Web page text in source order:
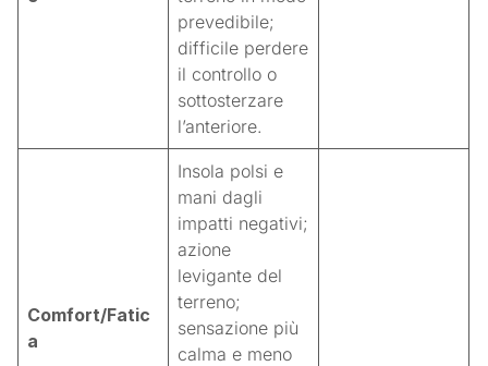
prevedibile;
difficile perdere
il controllo o
sottosterzare
l’anteriore.
Comfort/Fatic
a
Insola polsi e
mani dagli
impatti negativi;
azione
levigante del
terreno;
sensazione più
calma e meno